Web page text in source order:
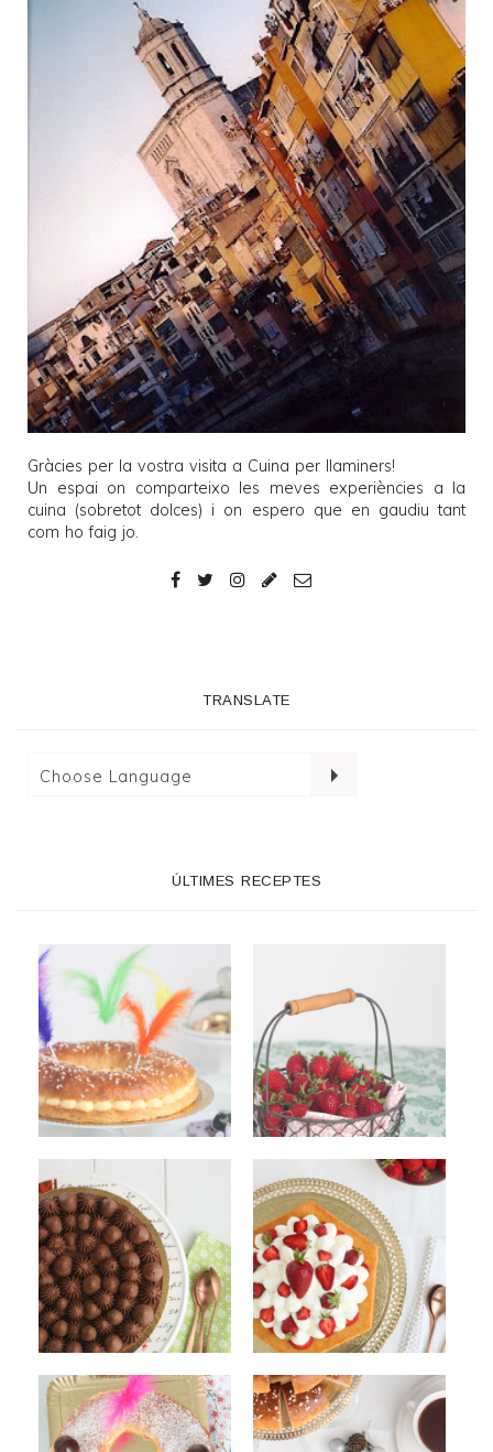
Gràcies per la vostra visita a Cuina per llaminers!
Un espai on comparteixo les meves experiències a la
cuina (sobretot dolces) i on espero que en gaudiu tant
com ho faig jo.
TRANSLATE
ÚLTIMES RECEPTES